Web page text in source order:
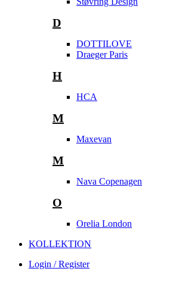
D
DOTTILOVE
Draeger Paris
H
HCA
M
Maxevan
M
Nava Copenagen
O
Orelia London
KOLLEKTION
Login / Register